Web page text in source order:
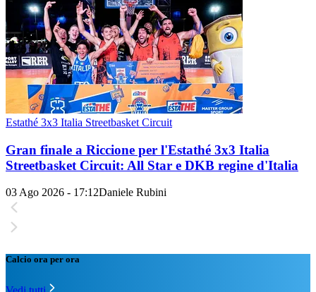
Estathé 3x3 Italia Streetbasket Circuit
Gran finale a Riccione per l'Estathé 3x3 Italia
Streetbasket Circuit: All Star e DKB regine d'Italia
03 Ago 2026 - 17:12Daniele Rubini
Calcio ora per ora